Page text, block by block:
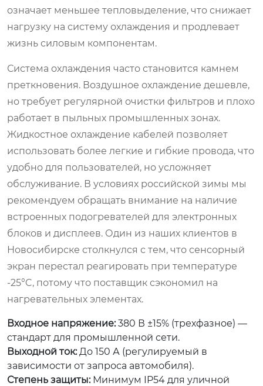
означает меньшее тепловыделение, что снижает
нагрузку на систему охлаждения и продлевает
жизнь силовым компонентам.
Система охлаждения часто становится камнем
преткновения. Воздушное охлаждение дешевле,
но требует регулярной очистки фильтров и плохо
работает в пыльных промышленных зонах.
Жидкостное охлаждение кабелей позволяет
использовать более легкие и гибкие провода, что
удобно для пользователей, но усложняет
обслуживание. В условиях российской зимы мы
рекомендуем обращать внимание на наличие
встроенных подогревателей для электронных
блоков и дисплеев. Один из наших клиентов в
Новосибирске столкнулся с тем, что сенсорный
экран перестал реагировать при температуре
-25°C, потому что поставщик сэкономил на
нагревательных элементах.
Входное напряжение:380 В ±15% (трехфазное) —
стандарт для промышленной сети.
Выходной ток:До 150 А (регулируемый в
зависимости от запроса автомобиля).
Степень защиты:Минимум IP54 для уличной